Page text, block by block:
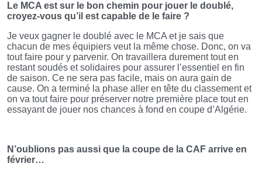
Le MCA est sur le bon chemin pour jouer le doublé,
croyez-vous qu’il est capable de le faire ?
Je veux gagner le doublé avec le MCA et je sais que
chacun de mes équipiers veut la même chose. Donc, on va
tout faire pour y parvenir. On travaillera durement tout en
restant soudés et solidaires pour assurer l’essentiel en fin
de saison. Ce ne sera pas facile, mais on aura gain de
cause. On a terminé la phase aller en tête du classement et
on va tout faire pour préserver notre première place tout en
essayant de jouer nos chances à fond en coupe d’Algérie.
N’oublions pas aussi que la coupe de la CAF arrive en
février…